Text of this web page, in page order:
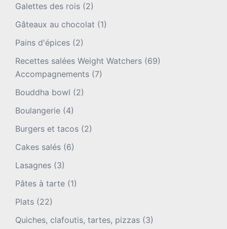
Galettes des rois (2)
Gâteaux au chocolat (1)
Pains d'épices (2)
Recettes salées Weight Watchers (69)
Accompagnements (7)
Bouddha bowl (2)
Boulangerie (4)
Burgers et tacos (2)
Cakes salés (6)
Lasagnes (3)
Pâtes à tarte (1)
Plats (22)
Quiches, clafoutis, tartes, pizzas (3)